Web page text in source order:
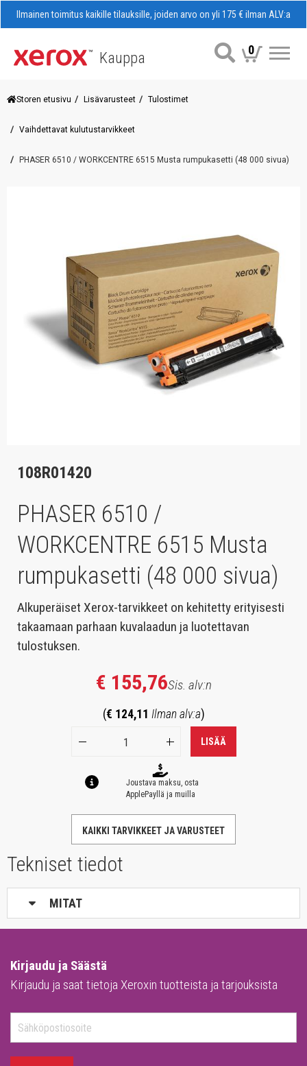
Ilmainen toimitus kaikille tilauksille, joiden arvo on yli 175 € ilman ALV:a
Kauppa 0
Storen etusivu Lisävarusteet Tulostimet
Vaihdettavat kulutustarvikkeet
PHASER 6510 / WORKCENTRE 6515 Musta rumpukasetti (48 000 sivua)
108R01420
PHASER 6510 /
WORKCENTRE 6515 Musta
rumpukasetti (48 000 sivua)
Alkuperäiset Xerox-tarvikkeet on kehitetty erityisesti
takaamaan parhaan kuvalaadun ja luotettavan
tulostuksen.
€ 155,76Sis. alv:n
(€ 124,11 Ilman alv:a)
LISÄÄ
Joustava maksu, osta
ApplePayllä ja muilla
KAIKKI TARVIKKEET JA VARUSTEET
Tekniset tiedot
MITAT
Kirjaudu ja Säästä
Kirjaudu ja saat tietoja Xeroxin tuotteista ja tarjouksista